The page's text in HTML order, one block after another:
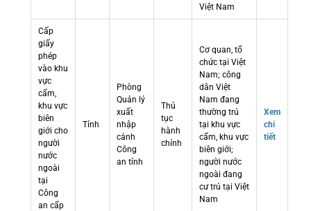
Việt Nam
Cấp
giấy
phép
vào khu
vực
cấm,
khu vực
biên
giới cho
người
nước
ngoài
tại
Công
an cấp
Tỉnh
Phòng
Quản lý
xuất
nhập
cảnh
Công
an tỉnh
Thủ
tục
hành
chính
Cơ quan, tổ
chức tại Việt
Nam; công
dân Việt
Nam đang
thường trú
tại khu vực
cấm, khu vực
biên giới;
người nước
ngoài đang
cư trú tại Việt
Nam
Xem
chi
tiết